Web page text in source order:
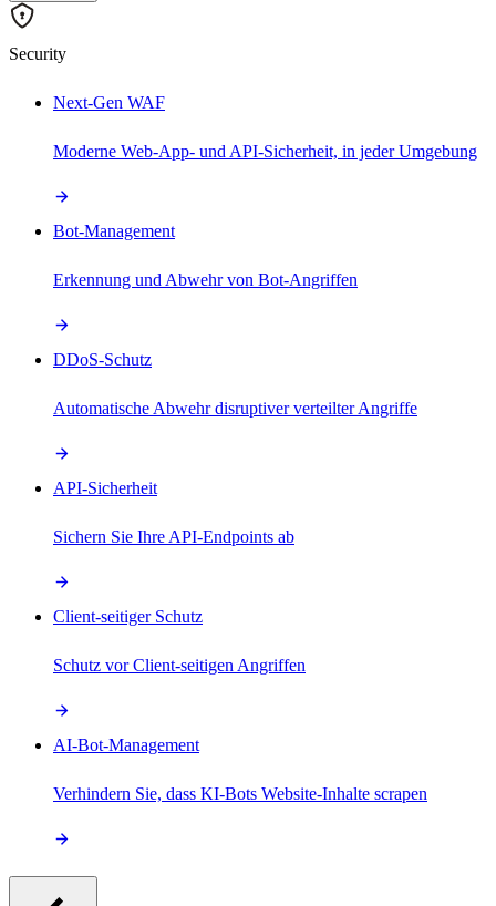
Security
Next-Gen WAF
Moderne Web-App- und API-Sicherheit, in jeder Umgebung
Bot-Management
Erkennung und Abwehr von Bot-Angriffen
DDoS-Schutz
Automatische Abwehr disruptiver verteilter Angriffe
API-Sicherheit
Sichern Sie Ihre API-Endpoints ab
Client-seitiger Schutz
Schutz vor Client-seitigen Angriffen
AI-Bot-Management
Verhindern Sie, dass KI-Bots Website-Inhalte scrapen